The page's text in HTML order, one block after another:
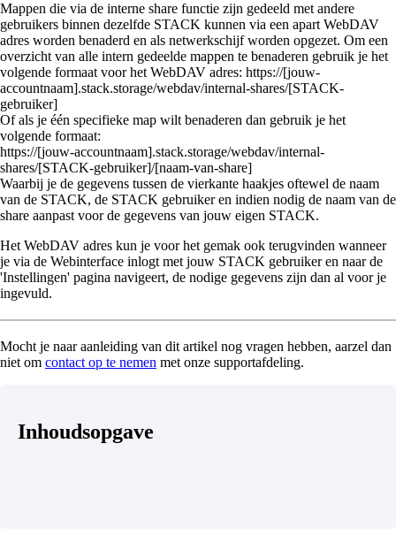
Mappen die via de interne share functie zijn gedeeld met andere
gebruikers binnen dezelfde STACK kunnen via een apart WebDAV
adres worden benaderd en als netwerkschijf worden opgezet. Om een
overzicht van alle intern gedeelde mappen te benaderen gebruik je het
volgende formaat voor het WebDAV adres: https://[jouw-
accountnaam].stack.storage/webdav/internal-shares/[STACK-
gebruiker]
Of als je één specifieke map wilt benaderen dan gebruik je het
volgende formaat:
https://[jouw-accountnaam].stack.storage/webdav/internal-
shares/[STACK-gebruiker]/[naam-van-share]
Waarbij je de gegevens tussen de vierkante haakjes oftewel de naam
van de STACK, de STACK gebruiker en indien nodig de naam van de
share aanpast voor de gegevens van jouw eigen STACK.
Het WebDAV adres kun je voor het gemak ook terugvinden wanneer
je via de Webinterface inlogt met jouw STACK gebruiker en naar de
'Instellingen' pagina navigeert, de nodige gegevens zijn dan al voor je
ingevuld.
Mocht je naar aanleiding van dit artikel nog vragen hebben, aarzel dan
niet om contact op te nemen met onze supportafdeling.
Inhoudsopgave